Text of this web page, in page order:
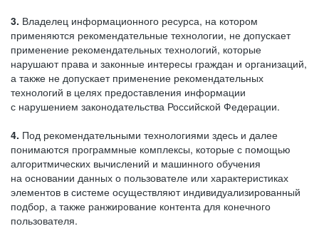
3. Владелец информационного ресурса, на котором
применяются рекомендательные технологии, не допускает
применение рекомендательных технологий, которые
нарушают права и законные интересы граждан и организаций,
а также не допускает применение рекомендательных
технологий в целях предоставления информации
с нарушением законодательства Российской Федерации.
4. Под рекомендательными технологиями здесь и далее
понимаются программные комплексы, которые с помощью
алгоритмических вычислений и машинного обучения
на основании данных о пользователе или характеристиках
элементов в системе осуществляют индивидуализированный
подбор, а также ранжирование контента для конечного
пользователя.